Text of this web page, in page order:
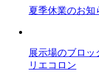
夏季休業のお知
展示場のブロ
リエコロン